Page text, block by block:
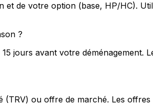
de votre option (base, HP/HC).
?
jours avant votre déménagement.
ou offre de marché. Les